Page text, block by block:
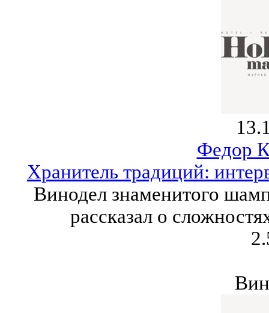
Федор
Хранитель традиций:
Винодел знаменитого
рассказал о